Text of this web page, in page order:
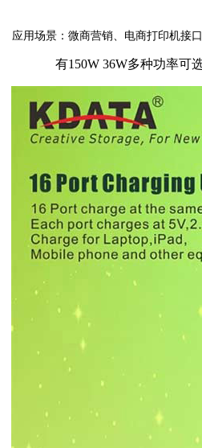
应用场景：微商营销、电商打印机接
有150W 36W多种功率可